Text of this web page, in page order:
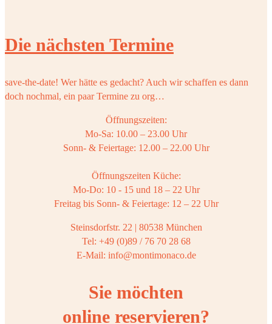
Die nächsten Termine
save-the-date! Wer hätte es gedacht? Auch wir schaffen es dann
doch nochmal, ein paar Termine zu org…
Öffnungszeiten:
Mo-Sa: 10.00 – 23.00 Uhr
Sonn- & Feiertage: 12.00 – 22.00 Uhr
Öffnungszeiten Küche:
Mo-Do: 10 - 15 und 18 – 22 Uhr
Freitag bis Sonn- & Feiertage: 12 – 22 Uhr
Steinsdorfstr. 22 | 80538 München
Tel: +49 (0)89 / 76 70 28 68
E-Mail: info@montimonaco.de
Sie möchten
online reservieren?